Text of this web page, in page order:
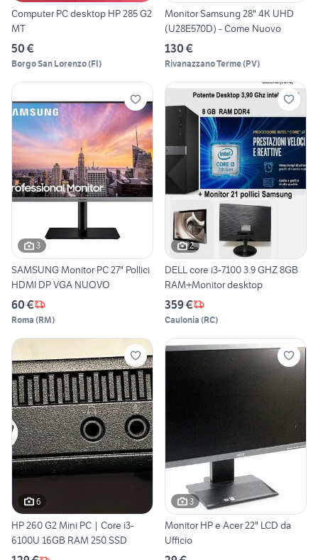
Computer PC desktop HP 285 G2
MT
50 €
Borgo San Lorenzo(FI)
Monitor Samsung 28" 4K UHD
(U28E570D) - Come Nuovo
130 €
Rivanazzano Terme(PV)
3
SAMSUNG Monitor PC 27" Pollici
HDMI DP VGA NUOVO
60 €
Roma (RM)
2
DELL core i3-7100 3.9 GHZ 8GB
RAM+Monitor desktop
359 €
Caulonia (RC)
6
HP 260 G2 Mini PC | Core i3-
6100U 16GB RAM 250 SSD
3
Monitor HP e Acer 22" LCD da
Ufficio